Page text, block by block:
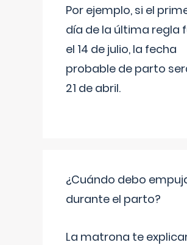
Por ejemplo, si el
día de la última regla
el 14 de julio, la fecha
probable de parto
21 de abril.
¿Cuándo debo
durante el parto?
La matrona te